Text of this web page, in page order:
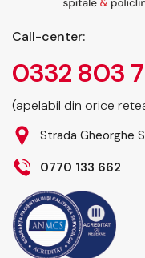
Call-center:
0332 803
(apelabil din orice
Strada Gheorghe
0770 133 662